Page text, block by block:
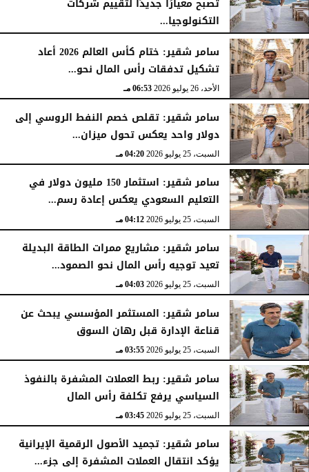
تُصبح معيارًا جديدًا لتقييم شركات
التكنولوجيا...
الأحد، 26 يوليو 2026 07:03 مـ
سامر شقير: ختام كأس العالم 2026 أعاد
تشكيل تدفقات رأس المال نحو...
الأحد، 26 يوليو 2026 06:53 مـ
سامر شقير: تقلص خصم النفط الروسي إلى
دولار واحد يعكس تحول ميزان...
السبت، 25 يوليو 2026 04:20 مـ
سامر شقير: استثمار 150 مليون دولار في
التعليم السعودي يعكس إعادة رسم...
السبت، 25 يوليو 2026 04:12 مـ
سامر شقير: مشاريع ممرات الطاقة البديلة
تعيد توجيه رأس المال نحو الصمود...
السبت، 25 يوليو 2026 04:03 مـ
سامر شقير: المستثمر المؤسسي يبحث عن
قناعة الإدارة قبل رهان السوق
السبت، 25 يوليو 2026 03:55 مـ
سامر شقير: ربط العملات المشفرة بالنفوذ
السياسي يرفع تكلفة رأس المال
السبت، 25 يوليو 2026 03:45 مـ
سامر شقير: تجميد الأصول الرقمية الإيرانية
يؤكد انتقال العملات المشفرة إلى جزء...